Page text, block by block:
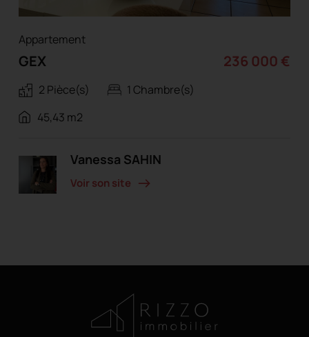
Appartement
GEX 236 000 €
2 Pièce(s)
1 Chambre(s)
45,43 m2
Vanessa SAHIN
Voir son site